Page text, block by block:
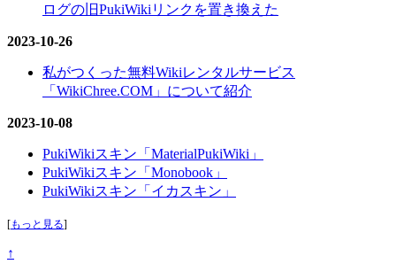
ログの旧PukiWikiリンクを置き換えた
2023-10-26
私がつくった無料Wikiレンタルサービス
「WikiChree.COM」について紹介
2023-10-08
PukiWikiスキン「MaterialPukiWiki」
PukiWikiスキン「Monobook」
PukiWikiスキン「イカスキン」
[もっと見る]
↑